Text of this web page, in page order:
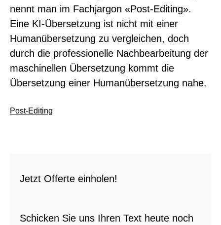
Technische Lösungen
Direkten Ansprechpartner
nennt man im Fachjargon «Post-Editing».
Eine KI-Übersetzung ist nicht mit einer
Humanübersetzung zu vergleichen, doch
durch die professionelle Nachbearbeitung der
maschinellen Übersetzung kommt die
Übersetzung einer Humanübersetzung nahe.
Post-Editing
Jetzt Offerte einholen!
Schicken Sie uns Ihren Text heute noch